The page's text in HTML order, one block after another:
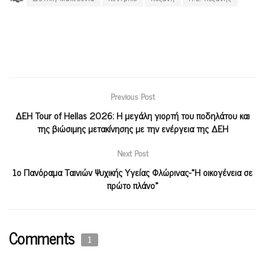
Previous Post
ΔΕΗ Tour of Hellas 2026: Η μεγάλη γιορτή του ποδηλάτου και
της βιώσιμης μετακίνησης με την ενέργεια της ΔΕΗ
Next Post
1ο Πανόραμα Ταινιών Ψυχικής Υγείας Φλώρινας-«Η οικογένεια σε
πρώτο πλάνο»
Comments 1